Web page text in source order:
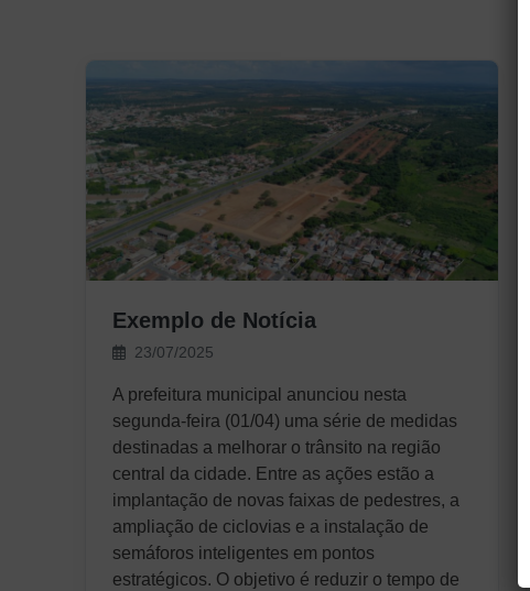
Exemplo de Notícia
23/07/2025
A prefeitura municipal anunciou nesta
segunda-feira (01/04) uma série de medidas
destinadas a melhorar o trânsito na região
central da cidade. Entre as ações estão a
implantação de novas faixas de pedestres, a
ampliação de ciclovias e a instalação de
semáforos inteligentes em pontos
estratégicos. O objetivo é reduzir o tempo de